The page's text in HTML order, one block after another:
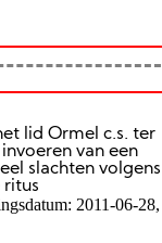
lid Ormel c.s. ter
van een
slachten volgens
ritus
2011-06-28,